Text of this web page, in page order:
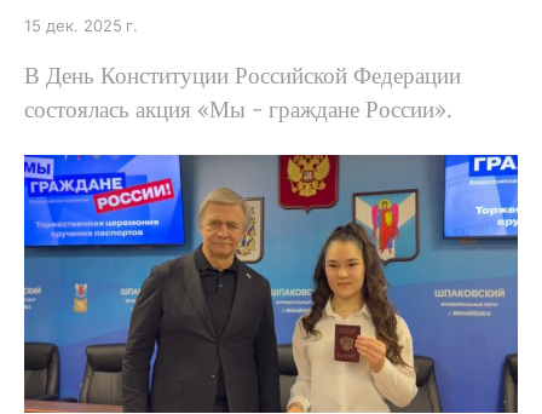
15 дек. 2025 г.
В День Конституции Российской Федерации
состоялась акция «Мы - граждане России».